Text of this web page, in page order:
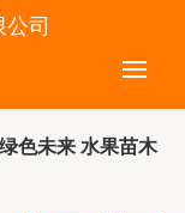
司
色未来 水果苗木